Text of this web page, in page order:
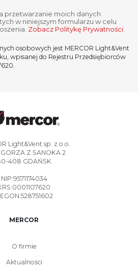
przetwarzanie moich danych
w niniejszym formularzu w celu
Zobacz Politykę Prywatności.
osobowych jest MERCOR Light&Vent
wpisanej do Rejestru Przedsiębiorców
Light&Vent sp. z o.o.
Z SANOKA 2
408 GDAŃSK
NIP:9571174034
MERCOR
O firmie
Aktualności